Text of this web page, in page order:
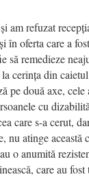
am refuzat
în oferta care a
să remedieze
cerința din
pe două axe, cele
cu
care s-a cerut,
atinge această
o anumită
care au